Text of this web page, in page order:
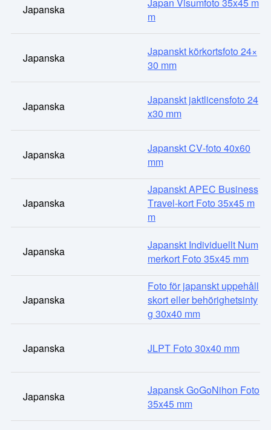
Japanska
m
Japanska
Japanskt körkortsfoto 24×
30 mm
Japanska
Japanskt jaktlicensfoto 24
x30 mm
Japanska
Japanskt CV-foto 40x60
mm
Japanska
Japanskt APEC Business
Travel-kort Foto 35x45 m
m
Japanska
Japanskt Individuellt Num
merkort Foto 35x45 mm
Japanska
Foto för japanskt uppehåll
skort eller behörighetsinty
g 30x40 mm
Japanska JLPT Foto 30x40 mm
Japanska
Japansk GoGoNihon Foto
35x45 mm